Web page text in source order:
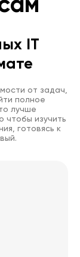
IT
от задач,
полное
лучше
чтобы изучить
готовясь к